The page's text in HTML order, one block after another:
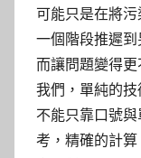
可能只是在將
一個階段推遲
而讓問題變得
我們，單純的
不能只靠口號
考，精確的計